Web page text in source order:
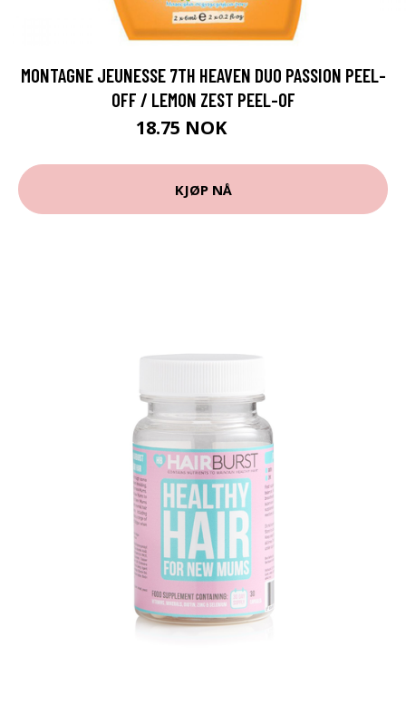
MONTAGNE JEUNESSE 7TH HEAVEN DUO PASSION PEEL-
OFF / LEMON ZEST PEEL-OF
18.75 NOK
KJØP NÅ